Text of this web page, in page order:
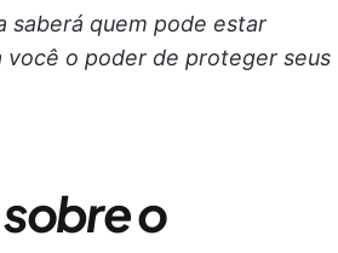
saberá quem pode estar
você o poder de proteger seus
o